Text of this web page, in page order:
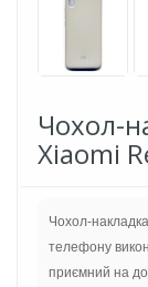
Чохол-
Xiaomi
Чохол-
телефону
приємний на